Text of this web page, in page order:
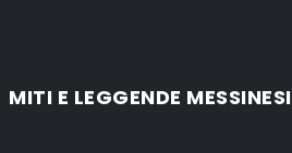
MITI E LEGGENDE MESSINESI